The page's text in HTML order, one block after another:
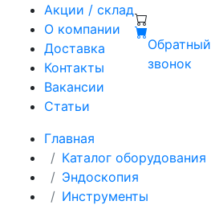
Акции / склад
О компании
Доставка
Контакты
Вакансии
Статьи
Обратный
звонок
Главная
Каталог оборудования
Эндоскопия
Инструменты